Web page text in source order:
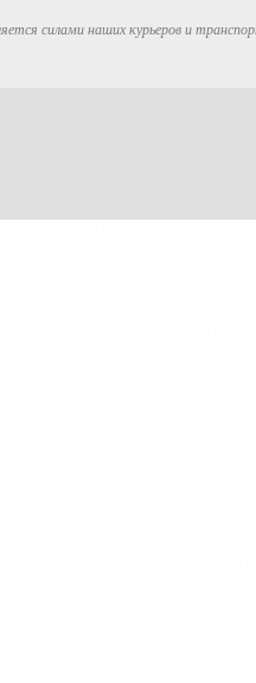
силами наших курьеров и